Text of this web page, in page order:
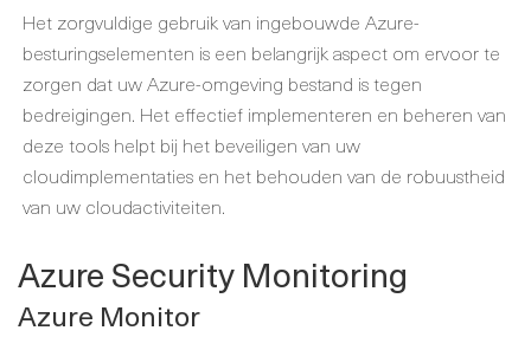
Het zorgvuldige gebruik van ingebouwde Azure-
besturingselementen is een belangrijk aspect om ervoor te
zorgen dat uw Azure-omgeving bestand is tegen
bedreigingen. Het effectief implementeren en beheren van
deze tools helpt bij het beveiligen van uw
cloudimplementaties en het behouden van de robuustheid
van uw cloudactiviteiten.
Azure Security Monitoring
Azure Monitor